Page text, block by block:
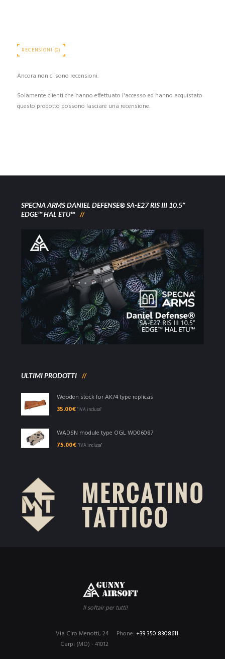
RECENSIONI (0)
Ancora non ci sono recensioni.
Solamente clienti che hanno effettuato l'accesso ed hanno acquistato
questo prodotto possono lasciare una recensione.
SPECNA ARMS DANIEL DEFENSE® SA-E27 RIS III 10.5”
EDGE™ HAL ETU™
ULTIMI PRODOTTI
Wooden stock for AK74 type replicas
35.00€ "IVA inclusa"
WADSN module type OGL WD06087
75.00€ "IVA inclusa"
Il softair per tutti!
Phone: +39 350 8308611
Via Ciro Menotti, 24
Carpi (MO) - 41012